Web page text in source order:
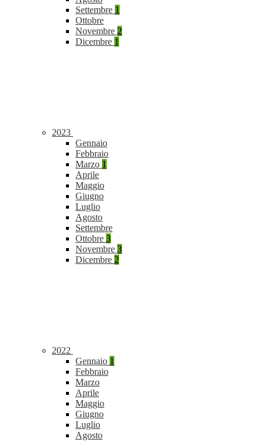
Settembre 1
Ottobre
Novembre 2
Dicembre 1
2023
Gennaio
Febbraio
Marzo 1
Aprile
Maggio
Giugno
Luglio
Agosto
Settembre
Ottobre 3
Novembre 3
Dicembre 2
2022
Gennaio 1
Febbraio
Marzo
Aprile
Maggio
Giugno
Luglio
Agosto